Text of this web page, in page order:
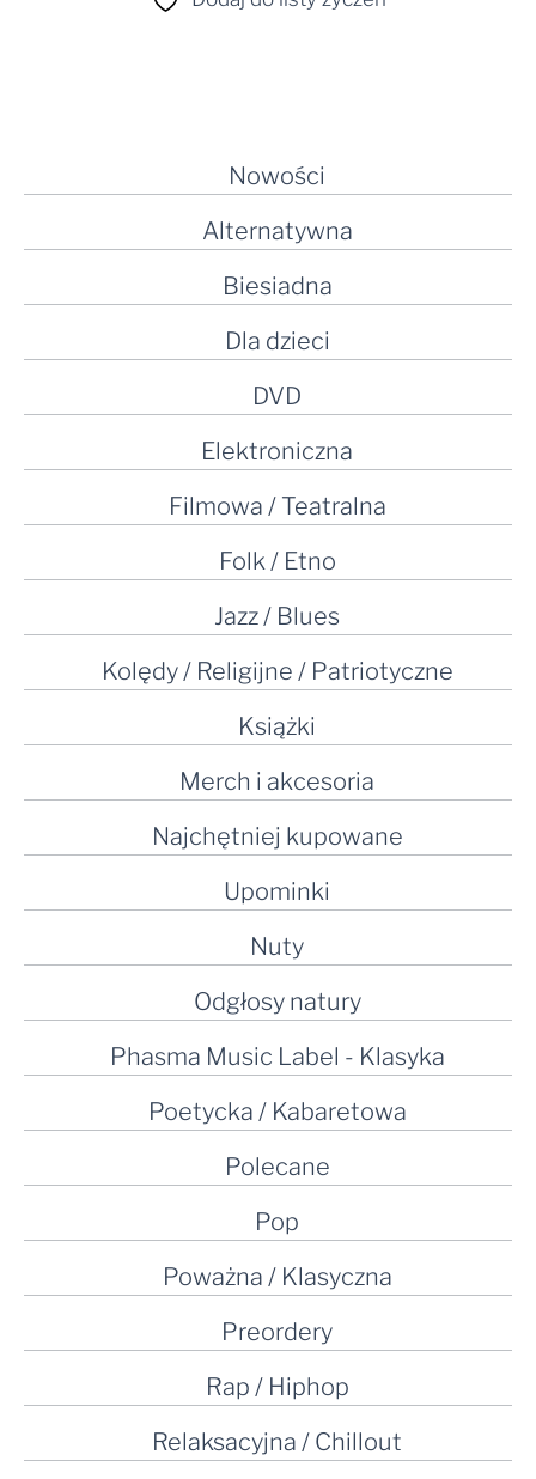
Nowości
Alternatywna
Biesiadna
Dla dzieci
DVD
Elektroniczna
Filmowa / Teatralna
Folk / Etno
Jazz / Blues
Kolędy / Religijne / Patriotyczne
Książki
Merch i akcesoria
Najchętniej kupowane
Upominki
Nuty
Odgłosy natury
Phasma Music Label - Klasyka
Poetycka / Kabaretowa
Polecane
Pop
Poważna / Klasyczna
Preordery
Rap / Hiphop
Relaksacyjna / Chillout